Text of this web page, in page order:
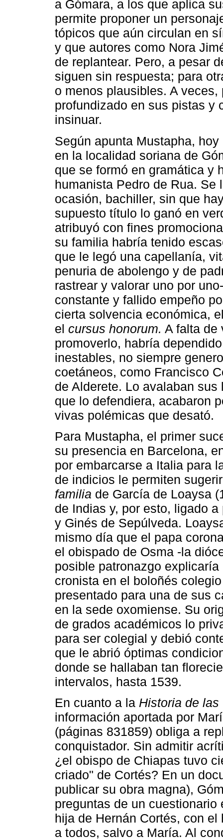
a Gómara, a los que aplica
permite proponer un
tópicos que aún circulan en
y que autores como Nora
de replantear. Pero, a pesar
siguen sin respuesta; para
o menos plausibles. A
profundizado en sus pistas y
insinuar.
Según apunta Mustapha,
en la localidad soriana de
que se formó en gramática y
humanista Pedro de Rua.
ocasión, bachiller, sin que
supuesto título lo ganó en
atribuyó con fines
su familia habría tenido
que le legó una capellanía,
penuria de abolengo y de
rastrear y valorar uno por
constante y fallido empeño
cierta solvencia económica,
el cursus honorum. A falta de
promoverlo, habría
inestables, no siempre
coetáneos, como Francisco
de Alderete. Lo avalaban
que lo defendiera, acabaron
vivas polémicas que desató.
Para Mustapha, el primer
su presencia en Barcelona,
por embarcarse a Italia para
de indicios le permiten
familia de García de Loaysa
de Indias y, por esto, ligado
y Ginés de Sepúlveda.
mismo día que el papa
el obispado de Osma -la
posible patronazgo
cronista en el boloñés
presentado para una de sus
en la sede oxomiense. Su
de grados académicos lo
para ser colegial y debió
que le abrió óptimas
donde se hallaban tan
intervalos, hasta 1539.
En cuanto a la Historia de las
información aportada por
(páginas 831859) obliga a
conquistador. Sin admitir
¿el obispo de Chiapas tuvo
criado" de Cortés? En un
publicar su obra magna),
preguntas de un
hija de Hernán Cortés, con
a todos, salvo a María. Al